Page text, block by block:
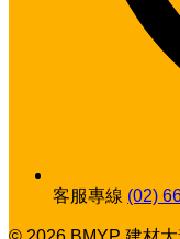
客服專線 (02)